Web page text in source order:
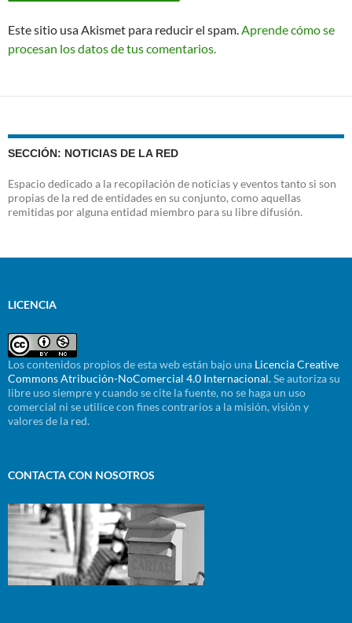
Este sitio usa Akismet para reducir el spam.Aprende cómo se
procesan los datos de tus comentarios.
SECCIÓN: NOTICIAS DE LA RED
Espacio dedicado a la recopilación de noticias y eventos tanto si son
propias de la red de entidades en su conjunto, como aquellas
remitidas por alguna entidad miembro para su libre difusión.
LICENCIA
Los contenidos propios de esta web están bajo una Licencia Creative
Commons Atribución-NoComercial 4.0 Internacional.Se autoriza su
libre uso siempre y cuando se cite la fuente, no se haga un uso
comercial ni se utilice con fines contrarios a la misión, visión y
valores de la red.
CONTACTA CON NOSOTROS